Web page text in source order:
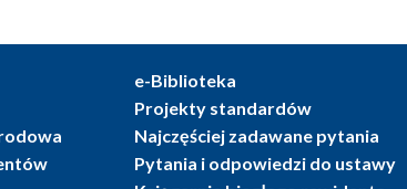
e-Biblioteka
Projekty standardów
Najczęściej zadawane pytania
Pytania i odpowiedzi do ustawy